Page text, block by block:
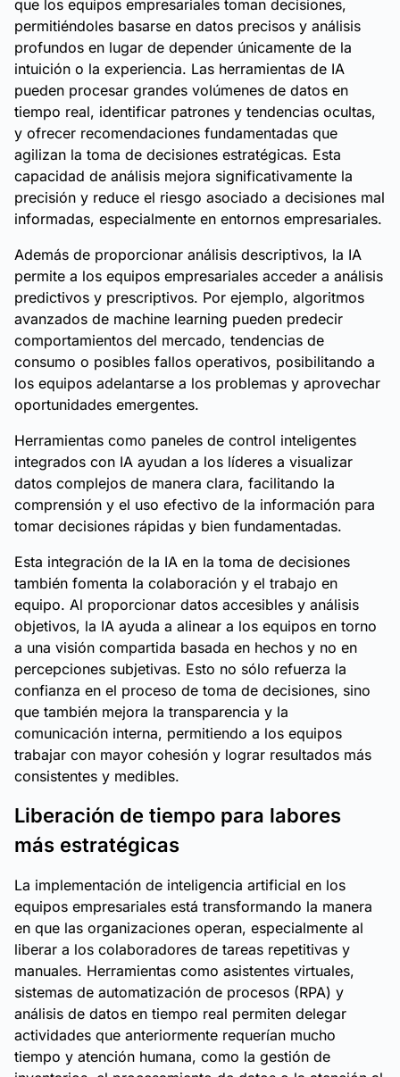
que los equipos empresariales toman decisiones,
permitiéndoles basarse en datos precisos y análisis
profundos en lugar de depender únicamente de la
intuición o la experiencia. Las herramientas de IA
pueden procesar grandes volúmenes de datos en
tiempo real, identificar patrones y tendencias ocultas,
y ofrecer recomendaciones fundamentadas que
agilizan la toma de decisiones estratégicas. Esta
capacidad de análisis mejora significativamente la
precisión y reduce el riesgo asociado a decisiones mal
informadas, especialmente en entornos empresariales.
Además de proporcionar análisis descriptivos, la IA
permite a los equipos empresariales acceder a análisis
predictivos y prescriptivos. Por ejemplo, algoritmos
avanzados de machine learning pueden predecir
comportamientos del mercado, tendencias de
consumo o posibles fallos operativos, posibilitando a
los equipos adelantarse a los problemas y aprovechar
oportunidades emergentes.
Herramientas como paneles de control inteligentes
integrados con IA ayudan a los líderes a visualizar
datos complejos de manera clara, facilitando la
comprensión y el uso efectivo de la información para
tomar decisiones rápidas y bien fundamentadas.
Esta integración de la IA en la toma de decisiones
también fomenta la colaboración y el trabajo en
equipo. Al proporcionar datos accesibles y análisis
objetivos, la IA ayuda a alinear a los equipos en torno
a una visión compartida basada en hechos y no en
percepciones subjetivas. Esto no sólo refuerza la
confianza en el proceso de toma de decisiones, sino
que también mejora la transparencia y la
comunicación interna, permitiendo a los equipos
trabajar con mayor cohesión y lograr resultados más
consistentes y medibles.
Liberación de tiempo para labores
más estratégicas
La implementación de inteligencia artificial en los
equipos empresariales está transformando la manera
en que las organizaciones operan, especialmente al
liberar a los colaboradores de tareas repetitivas y
manuales. Herramientas como asistentes virtuales,
sistemas de automatización de procesos (RPA) y
análisis de datos en tiempo real permiten delegar
actividades que anteriormente requerían mucho
tiempo y atención humana, como la gestión de